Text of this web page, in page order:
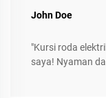
John Doe
"Kursi roda
saya! Nyaman